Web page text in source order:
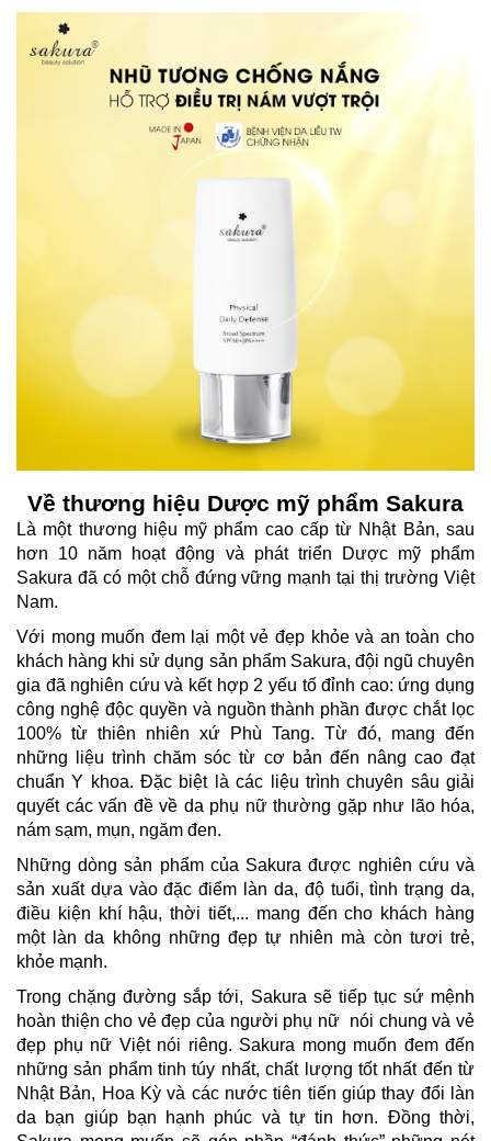
Về thương hiệu Dược mỹ phẩm Sakura
Là một thương hiệu mỹ phẩm cao cấp từ Nhật Bản, sau
hơn 10 năm hoạt động và phát triển Dược mỹ phẩm
Sakura đã có một chỗ đứng vững mạnh tại thị trường Việt
Nam.
Với mong muốn đem lại một vẻ đẹp khỏe và an toàn cho
khách hàng khi sử dụng sản phẩm Sakura, đội ngũ chuyên
gia đã nghiên cứu và kết hợp 2 yếu tố đỉnh cao: ứng dụng
công nghệ độc quyền và nguồn thành phần được chắt lọc
100% từ thiên nhiên xứ Phù Tang. Từ đó, mang đến
những liệu trình chăm sóc từ cơ bản đến nâng cao đạt
chuẩn Y khoa. Đặc biệt là các liệu trình chuyên sâu giải
quyết các vấn đề về da phụ nữ thường gặp như lão hóa,
nám sạm, mụn, ngăm đen.
Những dòng sản phẩm của Sakura được nghiên cứu và
sản xuất dựa vào đặc điểm làn da, độ tuổi, tình trạng da,
điều kiện khí hậu, thời tiết,... mang đến cho khách hàng
một làn da không những đẹp tự nhiên mà còn tươi trẻ,
khỏe mạnh.
Trong chặng đường sắp tới, Sakura sẽ tiếp tục sứ mệnh
hoàn thiện cho vẻ đẹp của người phụ nữ nói chung và vẻ
đẹp phụ nữ Việt nói riêng. Sakura mong muốn đem đến
những sản phẩm tinh túy nhất, chất lượng tốt nhất đến từ
Nhật Bản, Hoa Kỳ và các nước tiên tiến giúp thay đổi làn
da bạn giúp bạn hạnh phúc và tự tin hơn. Đồng thời,